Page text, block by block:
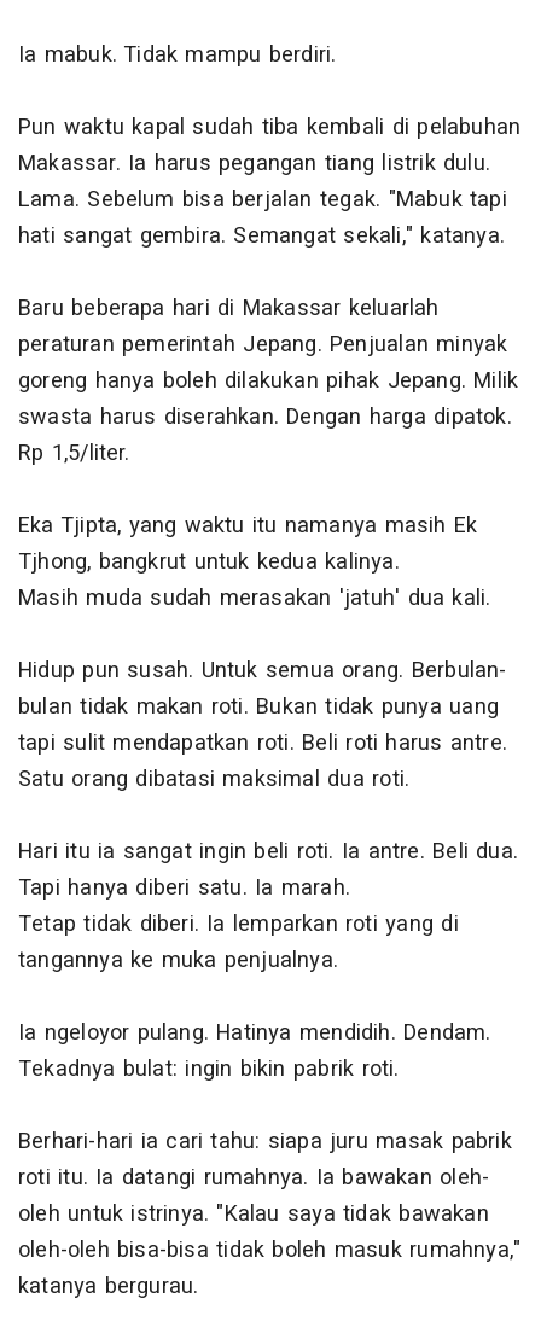
Ia mabuk. Tidak mampu berdiri.
Pun waktu kapal sudah tiba kembali di pelabuhan
Makassar. Ia harus pegangan tiang listrik dulu.
Lama. Sebelum bisa berjalan tegak. "Mabuk tapi
hati sangat gembira. Semangat sekali," katanya.
Baru beberapa hari di Makassar keluarlah
peraturan pemerintah Jepang. Penjualan minyak
goreng hanya boleh dilakukan pihak Jepang. Milik
swasta harus diserahkan. Dengan harga dipatok.
Rp 1,5/liter.
Eka Tjipta, yang waktu itu namanya masih Ek
Tjhong, bangkrut untuk kedua kalinya.
Masih muda sudah merasakan 'jatuh' dua kali.
Hidup pun susah. Untuk semua orang. Berbulan-
bulan tidak makan roti. Bukan tidak punya uang
tapi sulit mendapatkan roti. Beli roti harus antre.
Satu orang dibatasi maksimal dua roti.
Hari itu ia sangat ingin beli roti. Ia antre. Beli dua.
Tapi hanya diberi satu. Ia marah.
Tetap tidak diberi. Ia lemparkan roti yang di
tangannya ke muka penjualnya.
Ia ngeloyor pulang. Hatinya mendidih. Dendam.
Tekadnya bulat: ingin bikin pabrik roti.
Berhari-hari ia cari tahu: siapa juru masak pabrik
roti itu. Ia datangi rumahnya. Ia bawakan oleh-
oleh untuk istrinya. "Kalau saya tidak bawakan
oleh-oleh bisa-bisa tidak boleh masuk rumahnya,"
katanya bergurau.